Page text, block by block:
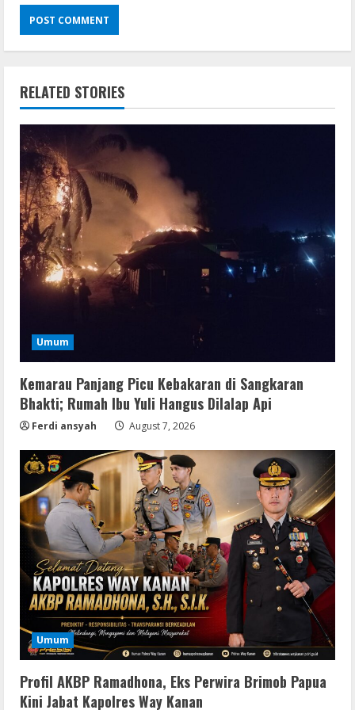
RELATED STORIES
Umum
Kemarau Panjang Picu Kebakaran di Sangkaran
Bhakti; Rumah Ibu Yuli Hangus Dilalap Api
Ferdi ansyah August 7, 2026
Umum
Profil AKBP Ramadhona, Eks Perwira Brimob Papua
Kini Jabat Kapolres Way Kanan
2
Resettools
Nik Collection (by DxO) Portable [no
Virus] (x64) Reddit